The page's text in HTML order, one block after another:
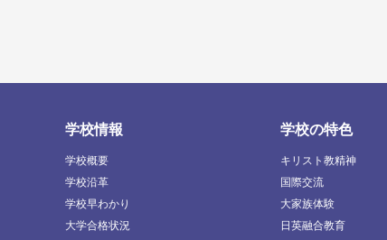
学校情報
学校概要
学校沿革
学校早わかり
大学合格状況
学校の特色
キリスト教精神
国際交流
大家族体験
日英融合教育